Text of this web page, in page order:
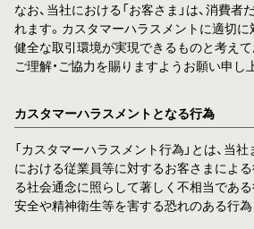
なお、当社における「お客さま」は、消費
れます。カスタマーハラスメントに適切に
健全な取引環境が実現できるものと考え
ご理解・ご協力を賜りますようお願い申し
カスタマーハラスメントとなる行為
「カスタマーハラスメント行為」とは、当
における従業員等に対するお客さまによ
る社会通念に照らして著しく不相当であ
安全や精神衛生等を害する恐れのある行為